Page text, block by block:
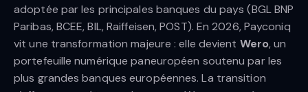
adoptée par les principales banques du pays (BGL BNP
Paribas, BCEE, BIL, Raiffeisen, POST). En 2026, Payconiq
vit une transformation majeure : elle devient Wero, un
portefeuille numérique paneuropéen soutenu par les
plus grandes banques européennes. La transition